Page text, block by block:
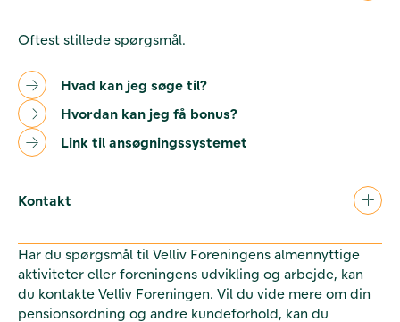
Oftest stillede spørgsmål.
Hvad kan jeg søge til?
Hvordan kan jeg få bonus?
Link til ansøgningssystemet
Kontakt
Har du spørgsmål til Velliv Foreningens almennyttige
aktiviteter eller foreningens udvikling og arbejde, kan
du kontakte Velliv Foreningen. Vil du vide mere om din
pensionsordning og andre kundeforhold, kan du